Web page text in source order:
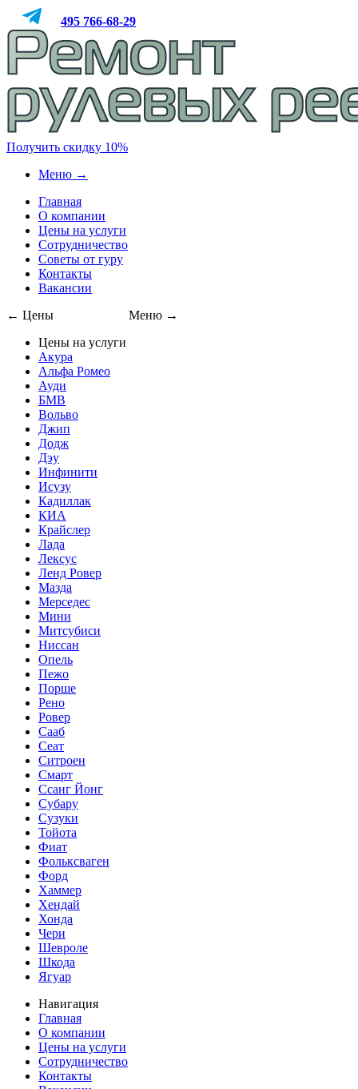
495 766-68-29
Получить скидку 10%
Меню →
Главная
О компании
Цены на услуги
Сотрудничество
Советы от гуру
Контакты
Вакансии
← Цены
Меню →
Цены на услуги
Акура
Альфа Ромео
Ауди
БМВ
Вольво
Джип
Додж
Дэу
Инфинити
Исузу
Кадиллак
КИА
Крайслер
Лада
Лексус
Ленд Ровер
Мазда
Мерседес
Мини
Митсубиси
Ниссан
Опель
Пежо
Порше
Рено
Ровер
Сааб
Сеат
Ситроен
Смарт
Ссанг Йонг
Субару
Сузуки
Тойота
Фиат
Фольксваген
Форд
Хаммер
Хендай
Хонда
Чери
Шевроле
Шкода
Ягуар
Навигация
Главная
О компании
Цены на услуги
Сотрудничество
Контакты